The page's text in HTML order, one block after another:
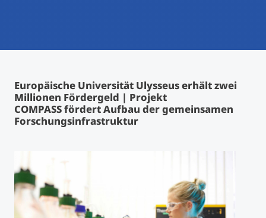
Study Finder Bachelor/Master
Masterclasses
Technische Weiterbildung
Europäische Universität Ulysseus erhält zwei
Millionen Fördergeld | Projekt
COMPASS fördert Aufbau der gemeinsamen
Forschungsinfrastruktur